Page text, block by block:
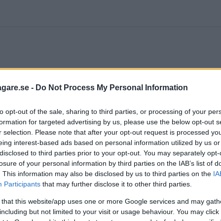
- Do Not Process My Personal Information
opt-out of the sale, sharing to third parties, or processing of your
for targeted advertising by us, please use the below opt-out
selection. Please note that after your opt-out request is processed
interest-based ads based on personal information utilized by us
to third parties prior to your opt-out. You may separately
of your personal information by third parties on the IAB’s list of
This information may also be disclosed by us to third parties on the
Participants that may further disclose it to other third parties.
that this website/app uses one or more Google services and may
but not limited to your visit or usage behaviour. You may
rulla in en jätte med fyra ringar i en grill med
bara ett koncept – men Audi menar att den är i
kombinera flexibiliteten i en suv med elegans från
bland Q-modellerna. Designen förmedlar
designchef på Audi.